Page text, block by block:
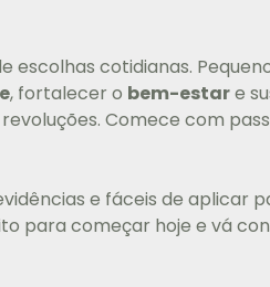
escolhas cotidianas.
, fortalecer o bem-estare
Comece com
e fáceis de aplicar
para começar hoje e vá